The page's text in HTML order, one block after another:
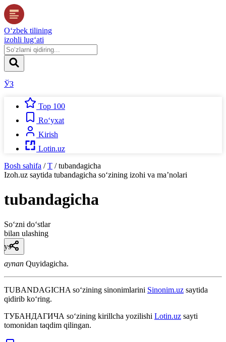
O‘zbek tilining
izohli lug‘ati
ЎЗ
Top 100
Ro‘yxat
Kirish
Lotin.uz
Bosh sahifa / T / tubandagicha
Izoh.uz saytida tubandagicha so‘zining izohi va ma’nolari
tubandagicha
So‘zni do‘stlar
bilan ulashing
ys
aynan Quyidagicha.
TUBANDAGICHA so‘zining sinonimlarini Sinonim.uz saytida
qidirib ko‘ring.
ТУБАНДАГИЧА so‘zining kirillcha yozilishi Lotin.uz sayti
tomonidan taqdim qilingan.